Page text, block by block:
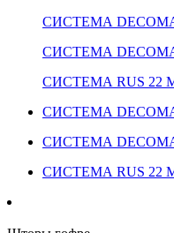
СИСТЕМА
СИСТЕМА
СИСТЕМА RUS 22
СИСТЕМА
СИСТЕМА
СИСТЕМА RUS 22